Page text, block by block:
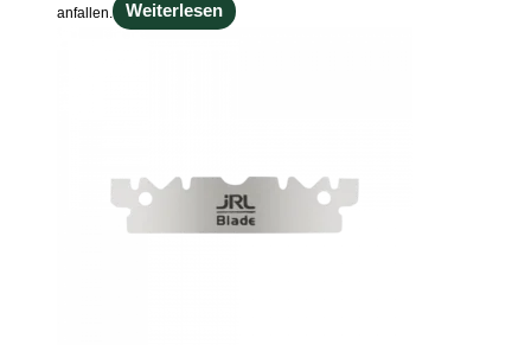
anfallen.
Weiterlesen